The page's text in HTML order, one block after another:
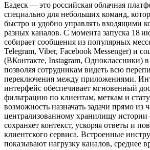
Еадеск — это российская облачная
специально для небольших команд,
быстро и удобно управлять входящими
разных каналов. С момента запуска 18
собирает сообщения из популярных
Telegram, Viber, Facebook Messenger) и
(ВКонтакте, Instagram, Одноклассники)
позволяя сотрудникам видеть всю
переключения между приложениями.
интерфейс обеспечивает мгновенный
фильтрацию по клиентам, меткам и
возможность назначать задачи прямо из
централизованному хранилищу
сохраняет контекст, ускоряя ответы и
клиентского сервиса. Встроенные
показывают нагрузку каналов, среднее